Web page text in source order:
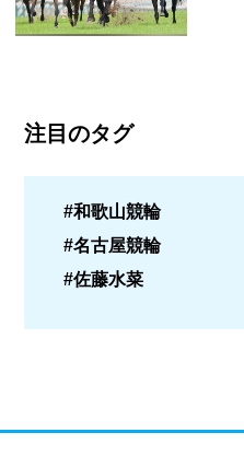
注目のタグ
#和歌山競輪
#名古屋競輪
#佐藤水菜